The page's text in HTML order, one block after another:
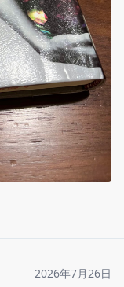
2026年7月26日